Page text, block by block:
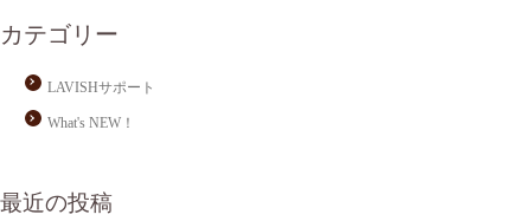
カテゴリー
LAVISHサポート
What's NEW！
最近の投稿